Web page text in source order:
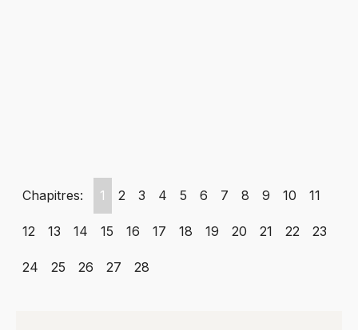
Chapitres: 1 2 3 4 5 6 7 8 9 10 11
12 13 14 15 16 17 18 19 20 21 22 23
24 25 26 27 28